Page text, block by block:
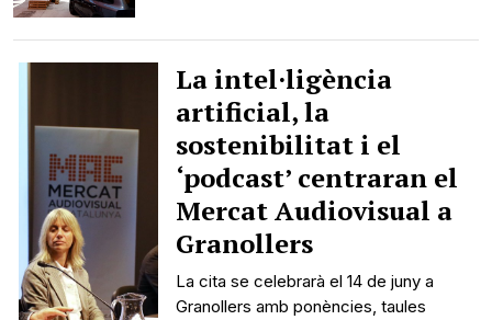
La intel·ligència
artificial, la
sostenibilitat i el
‘podcast’ centraran el
Mercat Audiovisual a
Granollers
La cita se celebrarà el 14 de juny a
Granollers amb ponències, taules